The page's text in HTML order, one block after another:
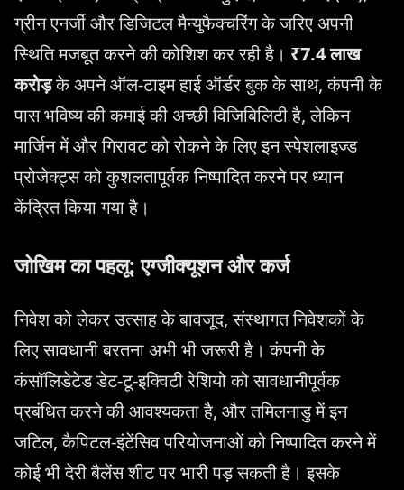
ग्रीन एनर्जी और डिजिटल मैन्युफैक्चरिंग के जरिए अपनी
स्थिति मजबूत करने की कोशिश कर रही है। ₹7.4 लाख
करोड़के अपने ऑल-टाइम हाई ऑर्डर बुक के साथ, कंपनी के
पास भविष्य की कमाई की अच्छी विजिबिलिटी है, लेकिन
मार्जिन में और गिरावट को रोकने के लिए इन स्पेशलाइज्ड
प्रोजेक्ट्स को कुशलतापूर्वक निष्पादित करने पर ध्यान
केंद्रित किया गया है।
जोखिम का पहलू: एग्जीक्यूशन और कर्ज
निवेश को लेकर उत्साह के बावजूद, संस्थागत निवेशकों के
लिए सावधानी बरतना अभी भी जरूरी है। कंपनी के
कंसॉलिडेटेड डेट-टू-इक्विटी रेशियो को सावधानीपूर्वक
प्रबंधित करने की आवश्यकता है, और तमिलनाडु में इन
जटिल, कैपिटल-इंटेंसिव परियोजनाओं को निष्पादित करने में
कोई भी देरी बैलेंस शीट पर भारी पड़ सकती है। इसके